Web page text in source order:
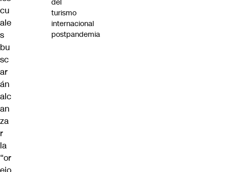
cu
ale
s
bu
sc
ar
án
alc
an
za
r
la
“or
del
turismo
internacional
postpandemia